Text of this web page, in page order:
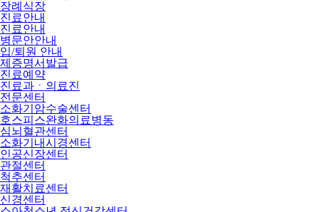
장례식장
진료안내
진료안내
병문안안내
입/퇴원 안내
제증명서발급
진료예약
진료과ㆍ의료진
전문센터
소화기암수술센터
호스피스완화의료병동
심뇌혈관센터
소화기내시경센터
인공신장센터
관절센터
척추센터
재활치료센터
신경센터